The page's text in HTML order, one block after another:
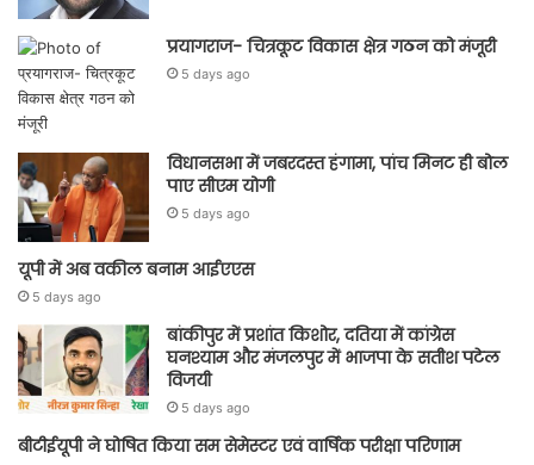
प्रयागराज- चित्रकूट विकास क्षेत्र गठन को मंजूरी
5 days ago
विधानसभा में जबरदस्त हंगामा, पांच मिनट ही बोल
पाए सीएम योगी
5 days ago
यूपी में अब वकील बनाम आईएएस
5 days ago
बांकीपुर में प्रशांत किशोर, दतिया में कांग्रेस
घनश्याम और मंजलपुर में भाजपा के सतीश पटेल
विजयी
5 days ago
बीटीईयूपी ने घोषित किया सम सेमेस्टर एवं वार्षिक परीक्षा परिणाम